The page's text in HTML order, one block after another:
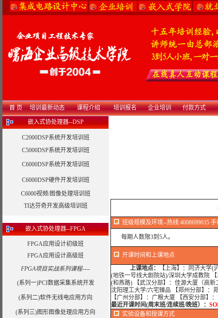
首 页 培训最新动态 课程介绍 培训报名 企业培训 付款方式
嵌入式协处理器--DSP
C2000DSP系统开发培训班
C5000DSP系统开发培训班
C6000DSP系统开发培训班
C6000DSP硬件开发培训班
C6000视频/图像处理培训班
TI达芬奇开发高级培训班
嵌入式协处理器--FPGA
FPGA应用设计初级班
FPGA应用设计高级班
FPGA项目实战系列课程----
(系列一)PCI数据采集系统开发
(系列二)软件无线电应用方向
(系列三)图形图像处理应用方向
班级规模及环境--热线:4008699035
每期人数限3到5人。
开课时间和上课地点
上课地点：
【上海】：同济大学
(地铁一号线大剧院站)/深圳大学成教院
(和燕路) 【武汉分部】：佳源大厦（高
沈阳理工大学/六宅臻品 【郑州分部】：
【广州分部】：广粮大厦 【西安分部】
最近开课时间(周末班/连续班/晚班）：
实验设备和授课方式